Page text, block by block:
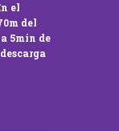
el
del
5min de